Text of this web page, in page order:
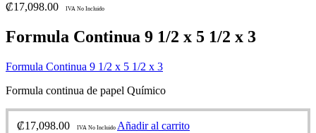
₡17,098.00 IVA No Incluido
Formula Continua 9 1/2 x 5 1/2 x 3
Formula Continua 9 1/2 x 5 1/2 x 3
Formula continua de papel Químico
₡17,098.00 IVA No Incluido Añadir al carrito